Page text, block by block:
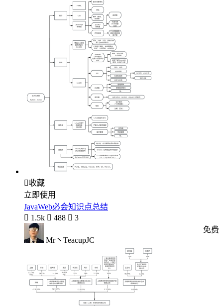
收藏
立即使用
JavaWeb必会知识点总结
 1.5k  488  3
Mr丶TeacupJC
免费